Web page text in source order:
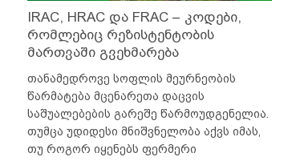
IRAC, HRAC და FRAC – კოდები,
რომლებიც რეზისტენტობის
მართვაში გვეხმარება
თანამედროვე სოფლის მეურნეობის
წარმატება მცენარეთა დაცვის
საშუალებების გარეშე წარმოუდგენელია.
თუმცა უდიდესი მნიშვნელობა აქვს იმას,
თუ როგორ იყენებს ფერმერი